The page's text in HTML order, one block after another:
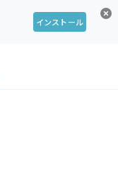
インストール